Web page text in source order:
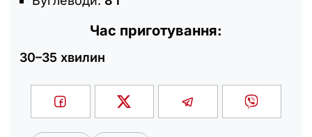
Час приготування:
30–35 хвилин